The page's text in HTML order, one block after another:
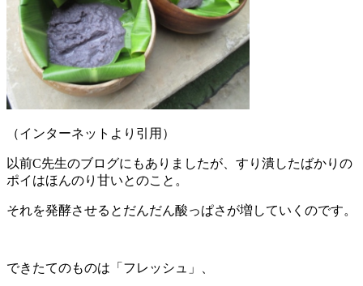
（インターネットより引用）
以前C先生のブログにもありましたが、すり潰したばかりの
ポイはほんのり甘いとのこと。
それを発酵させるとだんだん酸っぱさが増していくのです。
できたてのものは「フレッシュ」、